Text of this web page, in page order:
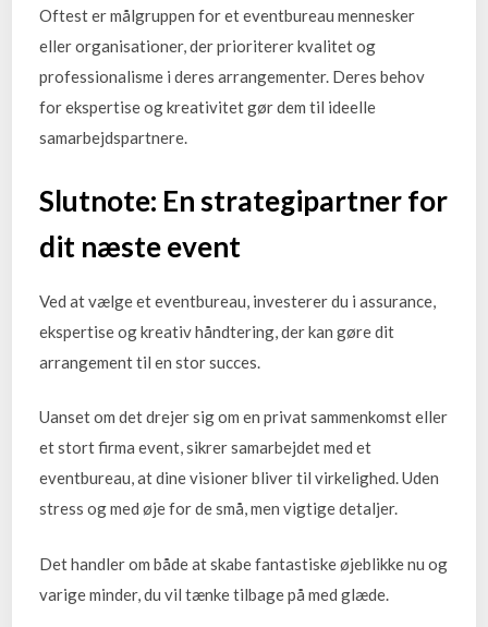
Oftest er målgruppen for et eventbureau mennesker
eller organisationer, der prioriterer kvalitet og
professionalisme i deres arrangementer. Deres behov
for ekspertise og kreativitet gør dem til ideelle
samarbejdspartnere.
Slutnote: En strategipartner for
dit næste event
Ved at vælge et eventbureau, investerer du i assurance,
ekspertise og kreativ håndtering, der kan gøre dit
arrangement til en stor succes.
Uanset om det drejer sig om en privat sammenkomst eller
et stort firma event, sikrer samarbejdet med et
eventbureau, at dine visioner bliver til virkelighed. Uden
stress og med øje for de små, men vigtige detaljer.
Det handler om både at skabe fantastiske øjeblikke nu og
varige minder, du vil tænke tilbage på med glæde.